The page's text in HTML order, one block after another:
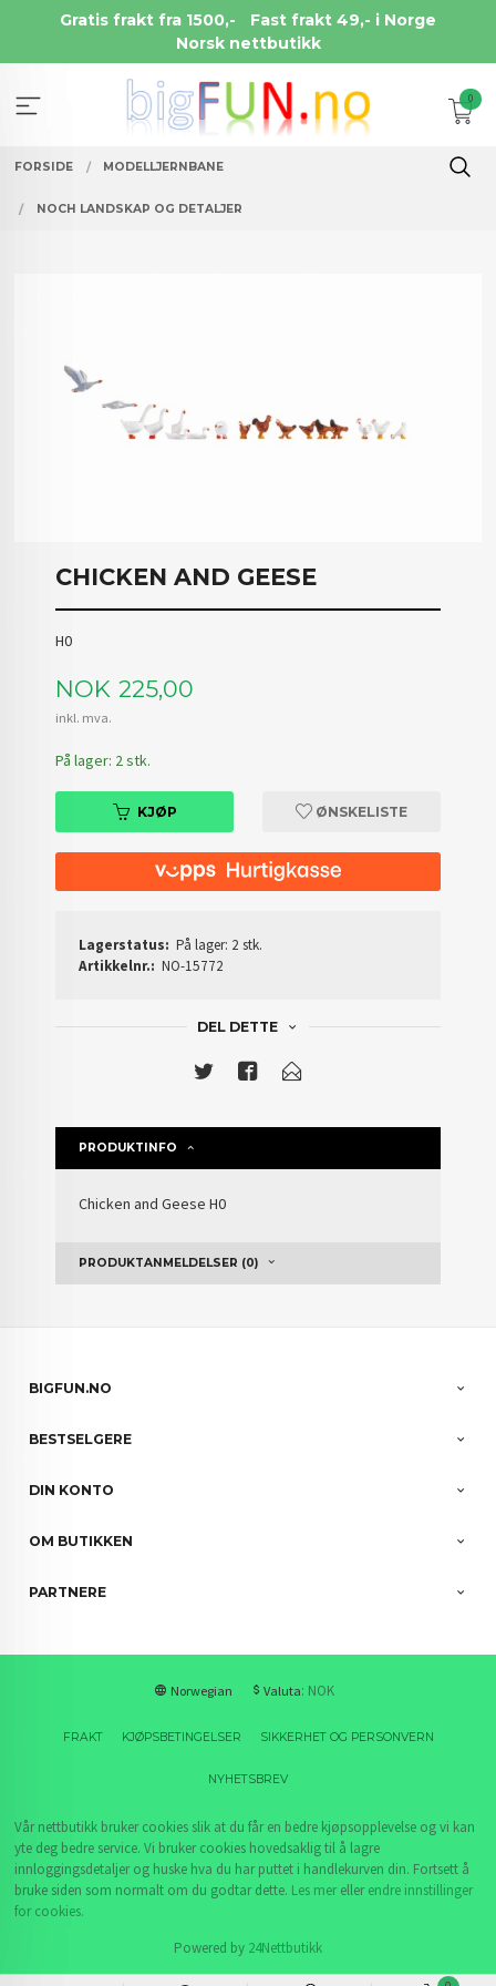
Gratis frakt fra 1500,-
Fast frakt 49,- i Norge
Norsk nettbutikk
0
FORSIDE MODELLJERNBANE
NOCH LANDSKAP OG DETALJER
CHICKEN AND GEESE
H0
Pris
NOK 225,00
inkl. mva.
På lager: 2 stk.
KJØP ØNSKELISTE
Lagerstatus: På lager: 2 stk.
Artikkelnr.: NO-15772
DEL DETTE
PRODUKTINFO
Chicken and Geese H0
PRODUKTANMELDELSER (0)
BIGFUN.NO
BESTSELGERE
DIN KONTO
OM BUTIKKEN
PARTNERE
Norwegian Valuta: NOK
FRAKT KJØPSBETINGELSER SIKKERHET OG PERSONVERN
NYHETSBREV
Vår nettbutikk bruker cookies slik at du får en bedre kjøpsopplevelse og vi kan
yte deg bedre service. Vi bruker cookies hovedsaklig til å lagre
innloggingsdetaljer og huske hva du har puttet i handlekurven din. Fortsett å
bruke siden som normalt om du godtar dette. Les merellerendre innstillinger
for cookies.
Powered by 24Nettbutikk